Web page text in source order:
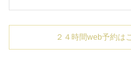
２４時間web予約は